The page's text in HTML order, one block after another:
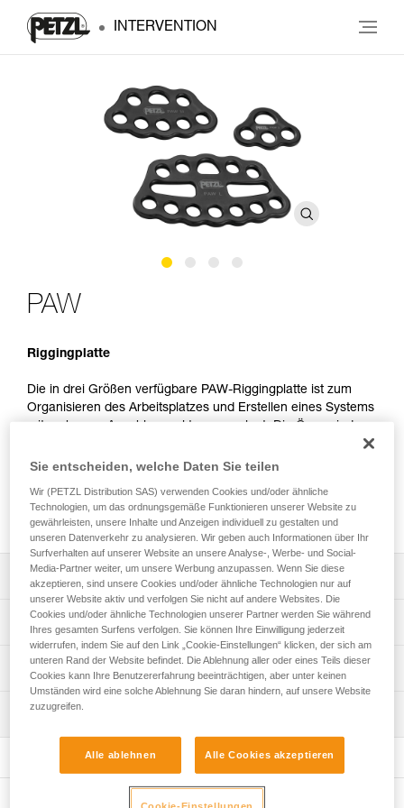
INTERVENTION
PAW
Riggingplatte
Die in drei Größen verfügbare PAW-Riggingplatte ist zum
Organisieren des Arbeitsplatzes und Erstellen eines Systems
mit mehreren Anschlagpunkten ausgelegt. Die Ösen sind so
Schlingen für eine direkte Verbindung ermöglichen. Die PAW
gewährleistet ein ausgezeichnetes Verhältnis
Bruchlast/Gewichtseinsparung.
Leistungsverzeichnis
Zum einfachen Organisieren des Standplatzes und
Erstellen eines Systems mit mehreren Anschlagpunkten:
- Die 19 mm-Ösen sind groß genug für die
Verriegelungshülsen der meisten Karabiner, so dass sie
sich umdrehen können.
- Die Ösen sind so dimensioniert, dass sie das
Verbindung ermöglichen.
- In die Hauptverbindungsöse können bis zu drei
Karabiner eingehängt werden.
Technische Spezifikationen
Material: Aluminium
Zertifizierung(en): CE, UKCA, NFPA 2500 General Use
Farbe(n) : schwarz
Technische Informationen
Konformitätserklärung
Das PDF herunterladen UKCA-Declaration-G063AA-BA-
Wartung
Das PDF herunterladen verif-EPI-connexion-procedure-
Sie entscheiden, welche Daten Sie teilen
Wir (PETZL Distribution SAS) verwenden Cookies und/oder ähnliche
Technologien, um das ordnungsgemäße Funktionieren unserer Website zu
gewährleisten, unsere Inhalte und Anzeigen individuell zu gestalten und
unseren Datenverkehr zu analysieren. Wir geben auch Informationen über Ihr
Surfverhalten auf unserer Website an unsere Analyse-, Werbe- und Social-
Media-Partner weiter, um unsere Werbung anzupassen. Wenn Sie diese
akzeptieren, sind unsere Cookies und/oder ähnliche Technologien nur auf
unserer Website aktiv und verfolgen Sie nicht auf andere Websites. Die
Cookies und/oder ähnliche Technologien unserer Partner werden Sie während
Ihres gesamten Surfens verfolgen. Sie können Ihre Einwilligung jederzeit
widerrufen, indem Sie auf den Link „Cookie-Einstellungen“ klicken, der sich am
unteren Rand der Website befindet. Die Ablehnung aller oder eines Teils dieser
Cookies kann Ihre Benutzererfahrung beeinträchtigen, aber unter keinen
Umständen wird eine solche Ablehnung Sie daran hindern, auf unsere Website
zuzugreifen.
Alle ablehnen Alle Cookies akzeptieren
Cookie-Einstellungen